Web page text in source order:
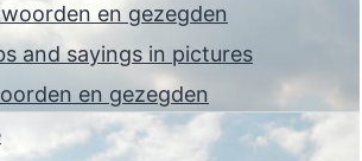
en gezegden
and sayings in pictures
en gezegden